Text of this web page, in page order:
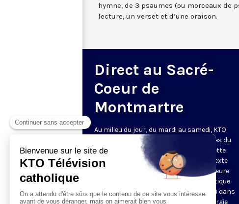
hymne, de 3 psaumes (ou morceaux de
lecture, un verset et d’une oraison.
Direct au Sacré-
Coeur de
Montmartre
Au milieu du jour, du mardi au samedi, KTO
diffuse l’office de Sexte des Bénédictines du
Sacré-Coeur de Montmartre, depuis cette
basilique
. Comme son nom l’indique, sexte
est la prière chrétienne de la sixième heure
du jour, selon le découpage romain antique
de la journée - ce qui correspond à midi dans
notre journée actuelle. Cet office la liturgie